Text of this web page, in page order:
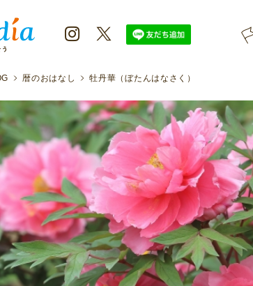
暦のおはなし 牡丹華（ぼたんはなさく）